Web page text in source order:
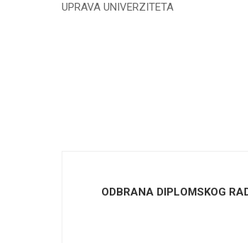
UPRAVA UNIVERZITETA
ODBRANA DIPLOMSKOG